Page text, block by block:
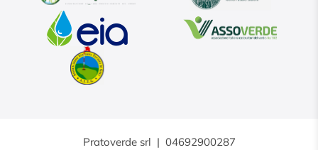
Pratoverde srl | 04692900287